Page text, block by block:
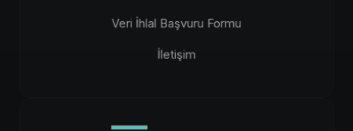
Veri İhlal Başvuru Formu
İletişim